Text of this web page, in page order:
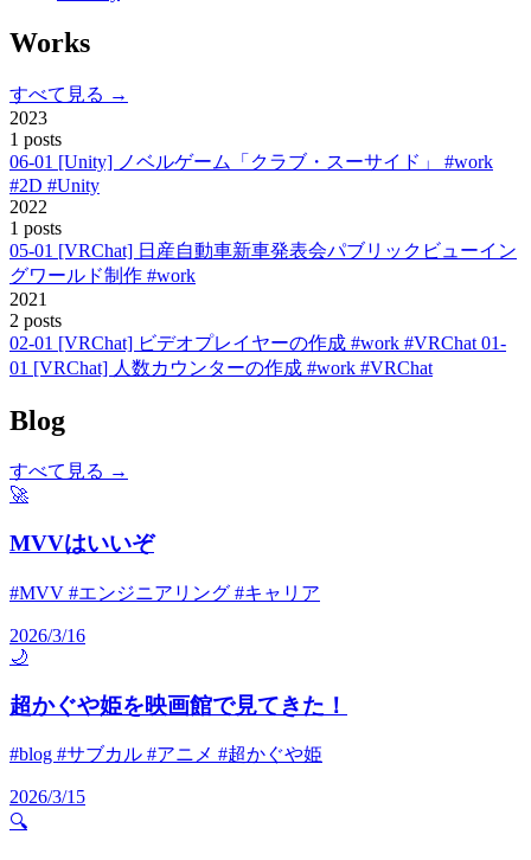
Works
すべて見る →
2023
1 posts
06-01 [Unity] ノベルゲーム「クラブ・スーサイド」
#work
#2D #Unity
2022
1 posts
05-01 [VRChat] 日産自動車新車発表会パブリックビューイン
グワールド制作 #work
2021
2 posts
02-01 [VRChat] ビデオプレイヤーの作成 #work #VRChat 01-
01 [VRChat] 人数カウンターの作成 #work #VRChat
Blog
すべて見る →
🚀
MVVはいいぞ
#MVV #エンジニアリング #キャリア
2026/3/16
🌙
超かぐや姫を映画館で見てきた！
#blog #サブカル #アニメ #超かぐや姫
2026/3/15
🔍